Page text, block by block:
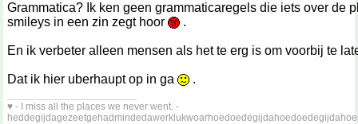
Grammatica? Ik ken geen grammaticaregels die iets over de
smileys in een zin zegt hoor
.
En ik verbeter alleen mensen als het te erg is om voorbij te
Dat ik hier uberhaupt op in ga
.
♥ - I miss all the places we never went. -